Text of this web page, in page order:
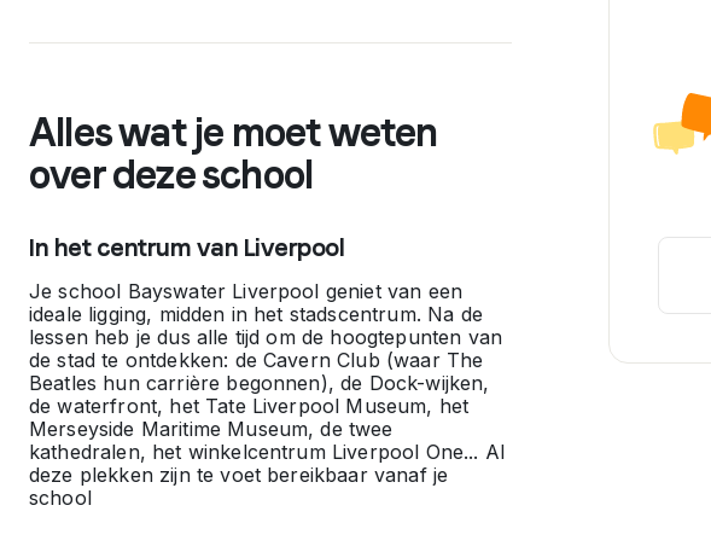
Alles wat je moet weten
over deze school
In het centrum van Liverpool
Je school Bayswater Liverpool geniet van een
ideale ligging, midden in het stadscentrum. Na de
lessen heb je dus alle tijd om de hoogtepunten van
de stad te ontdekken: de Cavern Club (waar The
Beatles hun carrière begonnen), de Dock-wijken,
de waterfront, het Tate Liverpool Museum, het
Merseyside Maritime Museum, de twee
kathedralen, het winkelcentrum Liverpool One... Al
deze plekken zijn te voet bereikbaar vanaf je
school